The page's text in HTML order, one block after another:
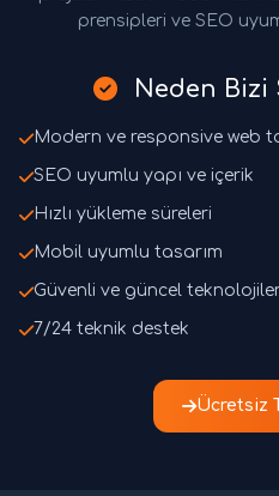
prensipleri ve SEO
Neden Bizi
Modern ve responsive web
SEO uyumlu yapı ve içerik
Hızlı yükleme süreleri
Mobil uyumlu tasarım
Güvenli ve güncel
7/24 teknik destek
Ücretsiz